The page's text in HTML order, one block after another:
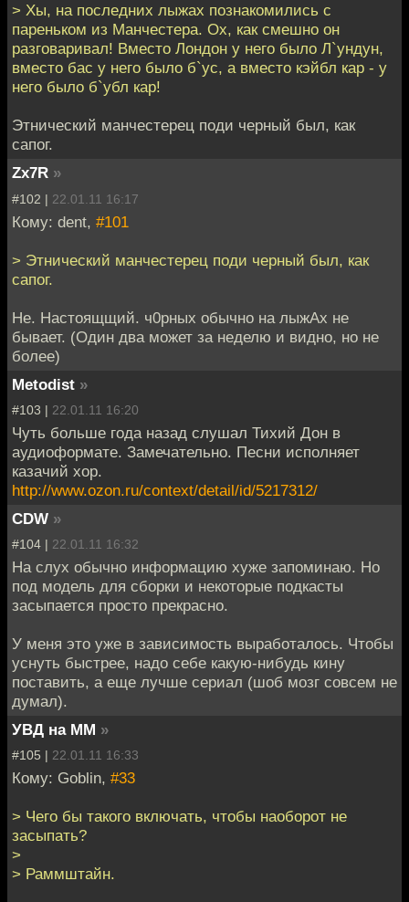
> Хы, на последних лыжах познакомились с
пареньком из Манчестера. Ох, как смешно он
разговаривал! Вместо Лондон у него было Л`ундун,
вместо бас у него было б`ус, а вместо кэйбл кар - у
него было б`убл кар!
Этнический манчестерец поди черный был, как
сапог.
Zx7R »
#102 | 22.01.11 16:17
Кому: dent, #101
> Этнический манчестерец поди черный был, как
сапог.
Не. Настоящщий. ч0рных обычно на лыжАх не
бывает. (Один два может за неделю и видно, но не
более)
Metodist »
#103 | 22.01.11 16:20
Чуть больше года назад слушал Тихий Дон в
аудиоформате. Замечательно. Песни исполняет
казачий хор.
http://www.ozon.ru/context/detail/id/5217312/
CDW »
#104 | 22.01.11 16:32
На слух обычно информацию хуже запоминаю. Но
под модель для сборки и некоторые подкасты
засыпается просто прекрасно.
У меня это уже в зависимость выработалось. Чтобы
уснуть быстрее, надо себе какую-нибудь кину
поставить, а еще лучше сериал (шоб мозг совсем не
думал).
УВД на ММ »
#105 | 22.01.11 16:33
Кому: Goblin, #33
> Чего бы такого включать, чтобы наоборот не
засыпать?
>
> Раммштайн.